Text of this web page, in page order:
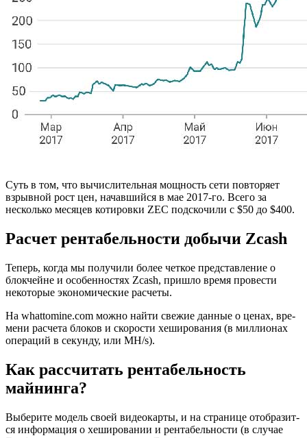
Суть в том, что вы­чис­ли­тель­ная мощ­ность сети по­вто­ря­ет
взрыв­ной рост цен, на­чав­ший­ся в мае 2017-го. Всего за
несколь­ко ме­ся­цев ко­ти­ров­ки ZEC под­ско­чи­ли с $50 до $400.
Расчет рентабельности добычи Zcash
Те­перь, когда мы по­лу­чи­ли более чет­кое пред­став­ле­ние о
блок­чейне и осо­бен­но­стях Zcash, при­шло время про­ве­сти
неко­то­рые эко­но­ми­че­ские рас­че­ты.
На whattomine.com можно найти све­жие дан­ные о ценах, вре­
ме­ни рас­че­та бло­ков и ско­ро­сти хе­ши­ро­ва­ния (в мил­ли­о­нах
опе­ра­ций в се­кун­ду, или MH/s).
Как рассчитать рентабельность
майнинга?
Вы­бе­ри­те мо­дель своей ви­део­кар­ты, и на стра­ни­це отоб­ра­зит­
ся ин­фор­ма­ция о хе­ши­ро­ва­нии и рен­та­бель­но­сти (в слу­чае